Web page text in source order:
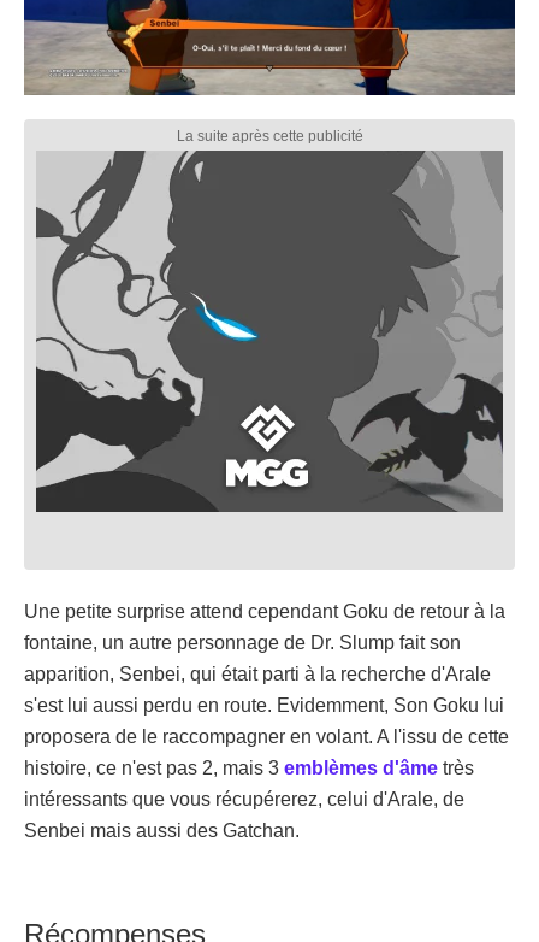
Une petite surprise attend cependant Goku de retour à la
fontaine, un autre personnage de Dr. Slump fait son
apparition, Senbei, qui était parti à la recherche d'Arale
s'est lui aussi perdu en route. Evidemment, Son Goku lui
proposera de le raccompagner en volant. A l'issu de cette
histoire, ce n'est pas 2, mais 3 emblèmes d'âme très
intéressants que vous récupérerez, celui d'Arale, de
Senbei mais aussi des Gatchan.
Récompenses